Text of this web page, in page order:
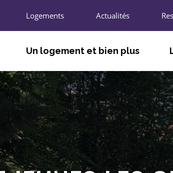
Logements Actualités
Un logement et bien plus
ÊTRE ACCUEILLI, ORIENTÉ
TROUVER UN LOGEMENT
HABITER
S’ENGAGER, DÉCOUVRIR